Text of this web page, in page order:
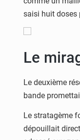
saisi huit doses
Le
Le deuxième
bande
Le stratagème
dépouillait